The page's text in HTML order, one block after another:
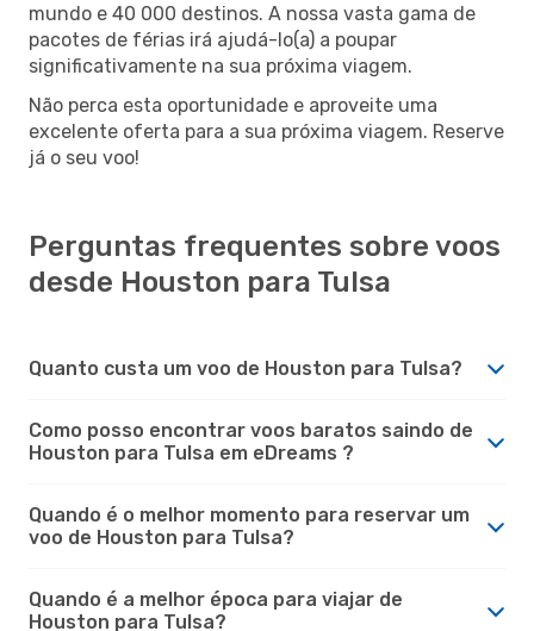
mundo e 40 000 destinos. A nossa vasta gama de
pacotes de férias irá ajudá-lo(a) a poupar
significativamente na sua próxima viagem.
Não perca esta oportunidade e aproveite uma
excelente oferta para a sua próxima viagem. Reserve
já o seu voo!
Perguntas frequentes sobre voos
desde Houston para Tulsa
Quanto custa um voo de Houston para Tulsa?
Como posso encontrar voos baratos saindo de
Houston para Tulsa em eDreams ?
Quando é o melhor momento para reservar um
voo de Houston para Tulsa?
Quando é a melhor época para viajar de
Houston para Tulsa?